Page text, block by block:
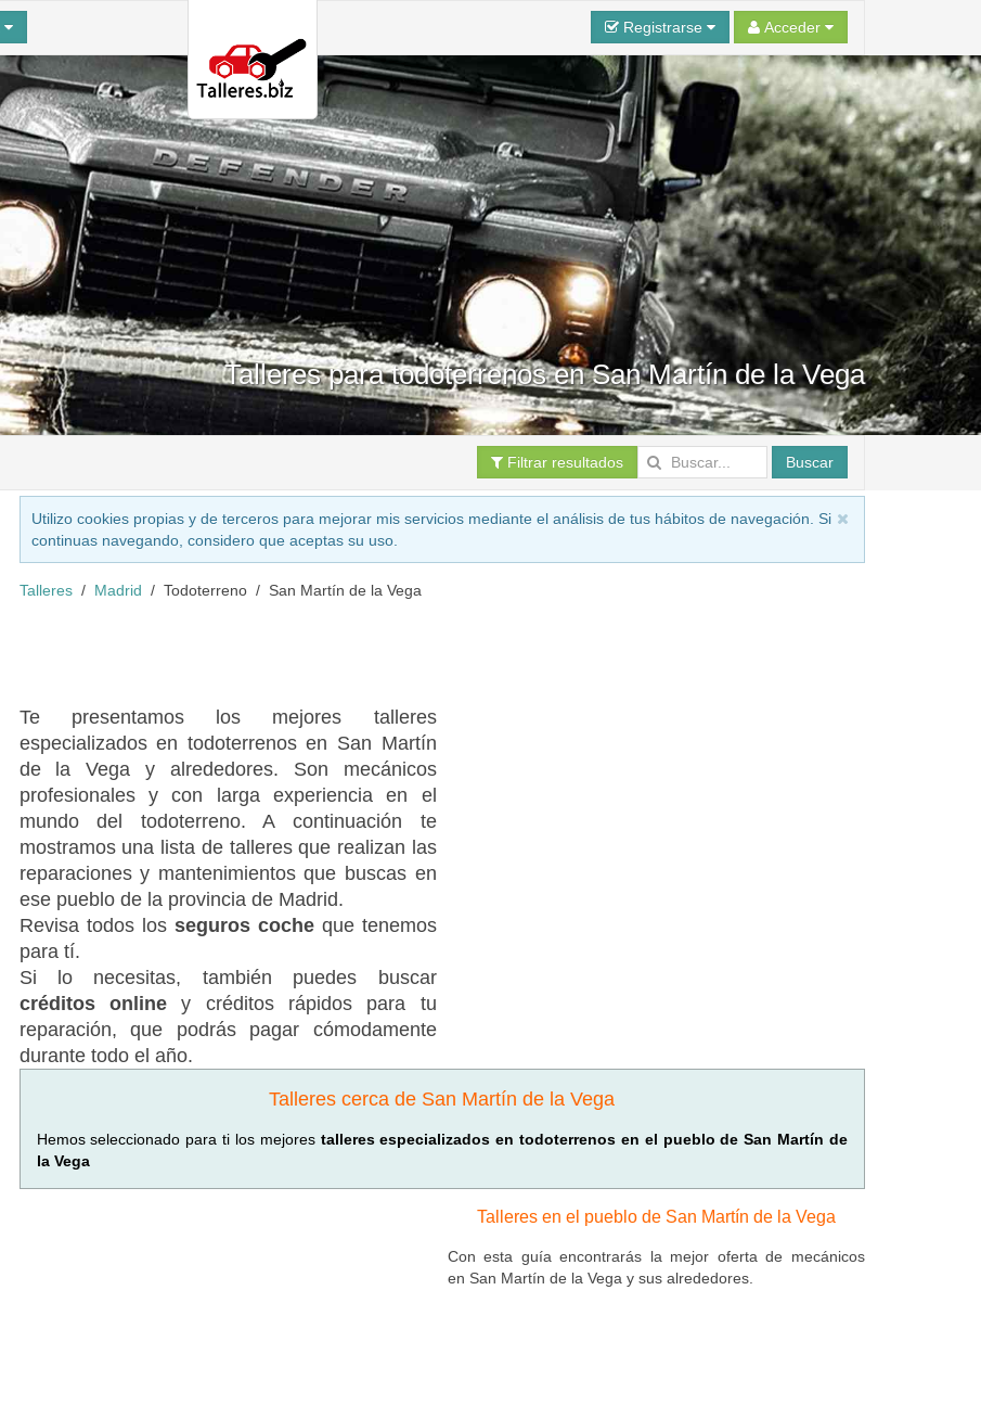
Registrarse Acceder
Talleres para todoterrenos en San Martín de la Vega
Filtrar resultados Buscar
Utilizo cookies propias y de terceros para mejorar mis servicios mediante el análisis de tus hábitos de navegación. Si
continuas navegando, considero que aceptas su uso.
Talleres Madrid Todoterreno San Martín de la Vega
Te presentamos los mejores talleres
especializados en todoterrenos en San Martín
de la Vega y alrededores. Son mecánicos
profesionales y con larga experiencia en el
mundo del todoterreno. A continuación te
mostramos una lista de talleres que realizan las
reparaciones y mantenimientos que buscas en
ese pueblo de la provincia de Madrid.
Revisa todos los seguros cocheque tenemos
para tí.
Si lo necesitas, también puedes buscar
créditos onliney créditos rápidos para tu
reparación, que podrás pagar cómodamente
durante todo el año.
Talleres cerca de San Martín de la Vega
Hemos seleccionado para ti los mejores talleres especializados en todoterrenos en el pueblo de San Martín de
la Vega
Talleres en el pueblo de San Martín de la Vega
Con esta guía encontrarás la mejor oferta de mecánicos
en San Martín de la Vega y sus alrededores.